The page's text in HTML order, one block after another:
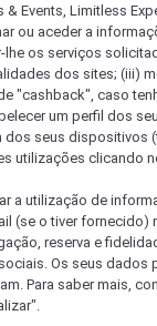
& Events, Limitless
ou aceder a
lhe os serviços
dos sites; (iii)
"cashback", caso
um perfil dos
dos seus dispositivos
utilizações clicando
a utilização de
(se o tiver
reserva e
Os seus dados
Para saber mais,